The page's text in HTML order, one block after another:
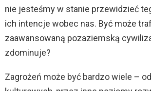
nie jesteśmy w stanie przewidzieć
ich intencje wobec nas. Być może
zaawansowaną pozaziemską
zdominuje?
Zagrożeń może być bardzo wiele –